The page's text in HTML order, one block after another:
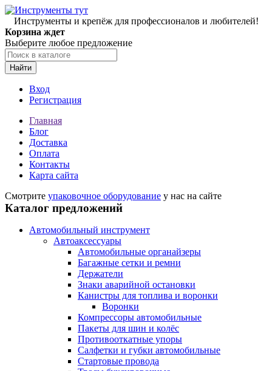
Инструменты и крепёж для профессионалов и любителей!
Корзина ждет
Выберите любое предложение
Найти
Вход
Регистрация
Главная
Блог
Доставка
Оплата
Контакты
Карта сайта
Смотрите упаковочное оборудование у нас на сайте
Каталог предложений
Автомобильный инструмент
Автоаксессуары
Автомобильные органайзеры
Багажные сетки и ремни
Держатели
Знаки аварийной остановки
Канистры для топлива и воронки
Воронки
Компрессоры автомобильные
Пакеты для шин и колёс
Противооткатные упоры
Салфетки и губки автомобильные
Стартовые провода